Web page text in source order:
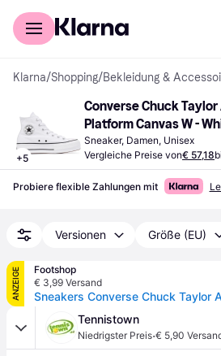
Für Shopper
Klarna/Shopping/Bekleidung &
+5
Converse Chuck
Platform Canvas W -
Sneaker, Damen, Unisex
Vergleiche Preise von€ 57,18
Probiere flexible Zahlungen mit
Versionen Größe (EU)
ANZEIGE
Footshop
€ 3,99 Versand
Tennistown
Niedrigster Preis·€ 5,90